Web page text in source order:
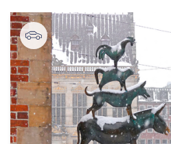
Ab Stuttgart
Ab Zürich